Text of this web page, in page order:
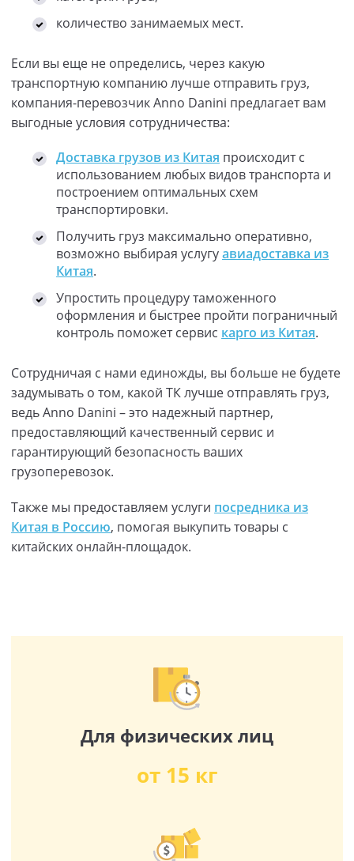
количество занимаемых мест.
Если вы еще не определись, через какую
транспортную компанию лучше отправить груз,
компания-перевозчик Anno Danini предлагает вам
выгодные условия сотрудничества:
Доставка грузов из Китая происходит с
использованием любых видов транспорта и
построением оптимальных схем
транспортировки.
Получить груз максимально оперативно,
возможно выбирая услугуавиадоставка из
Китая.
Упростить процедуру таможенного
оформления и быстрее пройти пограничный
контроль поможет сервис карго из Китая.
Сотрудничая с нами единожды, вы больше не будете
задумывать о том, какой ТК лучше отправлять груз,
ведь Anno Danini – это надежный партнер,
предоставляющий качественный сервис и
гарантирующий безопасность ваших
грузоперевозок.
Также мы предоставляем услуги посредника из
Китая в Россию, помогая выкупить товары с
китайских онлайн-площадок.
Для физических лиц
от 15 кг